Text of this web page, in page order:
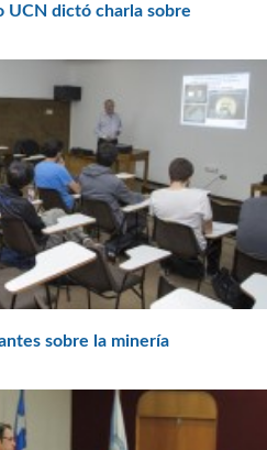
UCN dictó charla sobre
sobre la minería